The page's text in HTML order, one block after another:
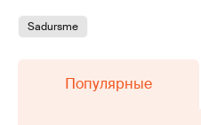
Sadursme
Популярные